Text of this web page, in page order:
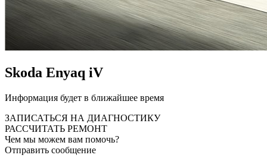
Skoda Enyaq iV
Информация будет в ближайшее время
ЗАПИСАТЬСЯ НА ДИАГНОСТИКУ
РАССЧИТАТЬ РЕМОНТ
Чем мы можем вам помочь?
Отправить сообщение